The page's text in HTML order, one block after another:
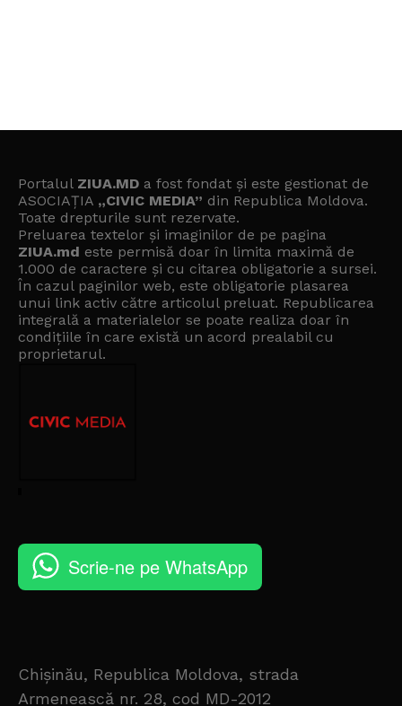
Portalul ZIUA.MD a fost fondat și este gestionat de
ASOCIAȚIA „CIVIC MEDIA” din Republica Moldova.
Toate drepturile sunt rezervate.
Preluarea textelor și imaginilor de pe pagina
ZIUA.md este permisă doar în limita maximă de
1.000 de caractere și cu citarea obligatorie a sursei.
În cazul paginilor web, este obligatorie plasarea
unui link activ către articolul preluat. Republicarea
integrală a materialelor se poate realiza doar în
condițiile în care există un acord prealabil cu
proprietarul.
Scrie-ne pe WhatsApp
Chișinău, Republica Moldova, strada
Armenească nr. 28, cod MD-2012